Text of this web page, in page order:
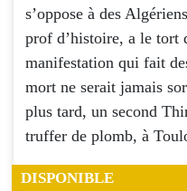
s’oppose à des
prof d’histoire, a le tort
manifestation qui fait
mort ne serait jamais
plus tard, un second
truffer de plomb, à
DISPONIBLE